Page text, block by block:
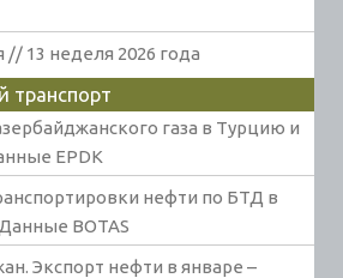
// 13 неделя 2026 года
транспорт
газа в Турцию и
EPDK
нефти по БТД в
BOTAS
Экспорт нефти в январе –